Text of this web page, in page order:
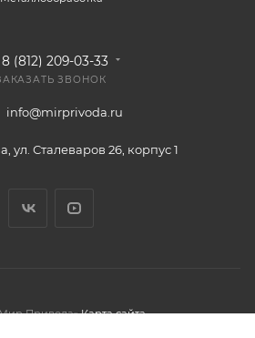
8 (812) 209-03-33
ЗВОНОК
info@mirprivoda.ru
ул. Сталеваров 26, корпус 1
Привода» Карта сайта